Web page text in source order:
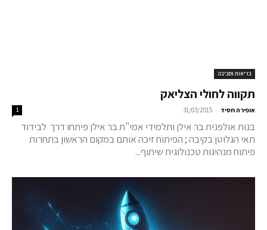
בריאות וסביבה
תקווה לחולי הצליאק
אופירה חסיד -
31/03/2015
1
בנות אולפנית בר אילן ותלמידי אמי"ת בר אילן פיתחו דרך לבידוד
תאי הגלוטן בקיבה ; הפיתוח זיכה אותם במקום הראשון בתחרות
פיתוח מנהיגות טכנולוגית שיתוף...